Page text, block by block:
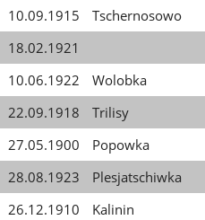
10.09.1915
Tschernosowo
18.02.1921
10.06.1922
Wolobka
22.09.1918
Trilisy
27.05.1900
Popowka
28.08.1923
Plesjatschiwka
26.12.1910 Kalinin